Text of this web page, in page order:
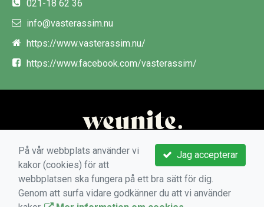
021-18 62 36
info@vasterassim.nu
https://www.vasterassim.nu/
https://www.facebook.com/vasterassim/
Jag accepterar
På vår webbplats använder vi
kakor (cookies) för att
webbplatsen ska fungera på ett bra sätt för dig.
Genom att surfa vidare godkänner du att vi använder